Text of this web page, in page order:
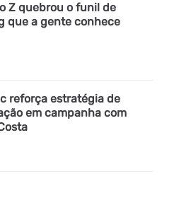
Z quebrou o funil de
que a gente conhece
reforça estratégia de
em campanha com